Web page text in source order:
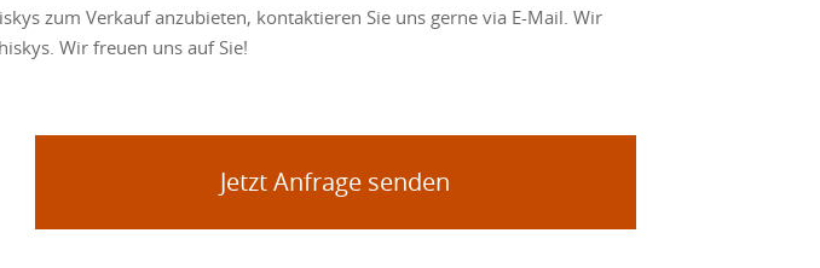
zum Verkauf anzubieten, kontaktieren Sie uns gerne via E-Mail. Wir
Wir freuen uns auf Sie!
Jetzt Anfrage senden